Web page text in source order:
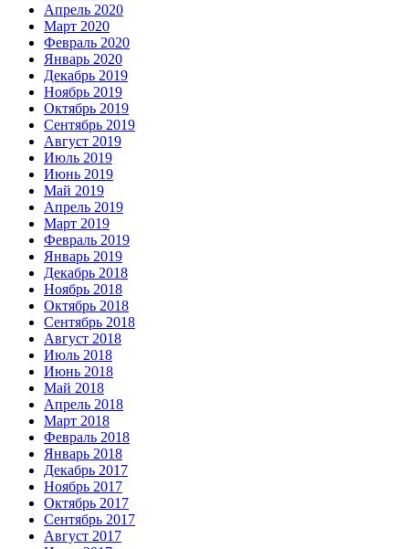
Апрель 2020
Март 2020
Февраль 2020
Январь 2020
Декабрь 2019
Ноябрь 2019
Октябрь 2019
Сентябрь 2019
Август 2019
Июль 2019
Июнь 2019
Май 2019
Апрель 2019
Март 2019
Февраль 2019
Январь 2019
Декабрь 2018
Ноябрь 2018
Октябрь 2018
Сентябрь 2018
Август 2018
Июль 2018
Июнь 2018
Май 2018
Апрель 2018
Март 2018
Февраль 2018
Январь 2018
Декабрь 2017
Ноябрь 2017
Октябрь 2017
Сентябрь 2017
Август 2017